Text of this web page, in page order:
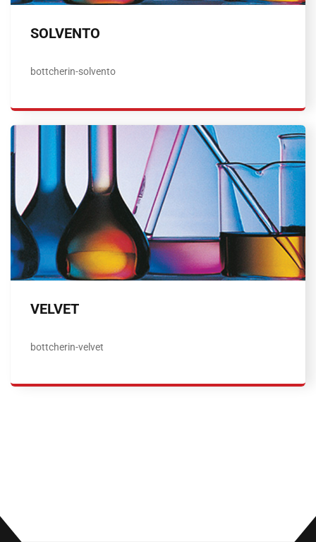
SOLVENTO
bottcherin-solvento
VELVET
bottcherin-velvet